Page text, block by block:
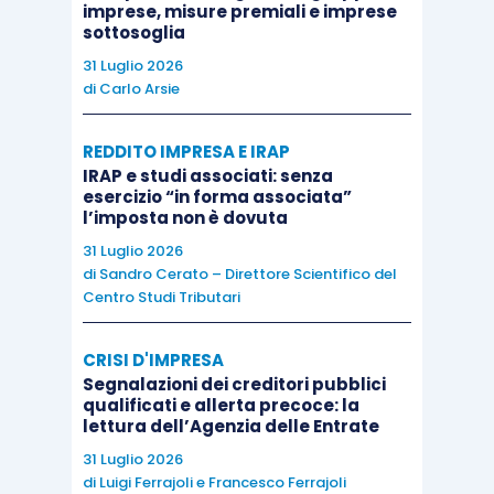
traslare la tassazione di tale acquisto sul
cessionario finale, stabilito nello Stato membro
di destinazione dei beni
quest’ultimo Stato.
Per beneficiare della semplificazione è
necessario che il promotore, in primo luogo,
dimostri di avere effettuato l’acquisto
intracomunitario ai fini di una successiva
cessionenello Stato membro di destinazione dei
beni,designando il cessionario finale come
debitore dell’impostaconformemente all’art. 197
dichiari la cessione intracomunitaria nel
imprese, misure premiali e imprese
sottosoglia
31 Luglio 2026
di Carlo Arsie
REDDITO IMPRESA E IRAP
IRAP e studi associati: senza
esercizio “in forma associata”
l’imposta non è dovuta
31 Luglio 2026
di Sandro Cerato – Direttore Scientifico del
Centro Studi Tributari
CRISI D'IMPRESA
Segnalazioni dei creditori pubblici
qualificati e allerta precoce: la
lettura dell’Agenzia delle Entrate
31 Luglio 2026
di Luigi Ferrajolie Francesco Ferrajoli